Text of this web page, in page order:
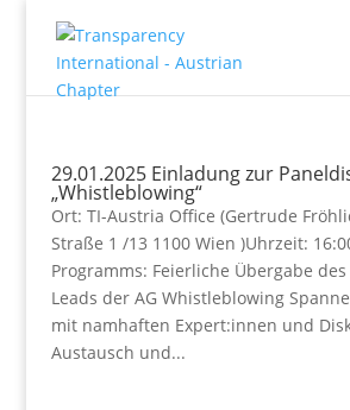
29.01.2025 Einladung zur
„Whistleblowing“
Ort: TI-Austria Office (Gertrude
Straße 1 /13 1100 Wien )Uhrzeit:
Programms: Feierliche Übergabe
Leads der AG Whistleblowing
mit namhaften Expert:innen und
Austausch und...